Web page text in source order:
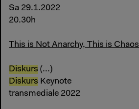
Sa 29.1.2022
20.30h
This is Not Anarchy, This is Chaos
Diskurs (...)
Diskurs Keynote
transmediale 2022